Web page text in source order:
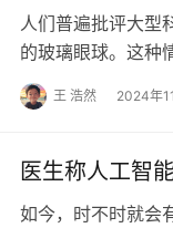
人们普遍批评大型
的玻璃眼球。这种
用户。相反，我们
王 浩然 2024年
医生称人工智
如今，时不时就会